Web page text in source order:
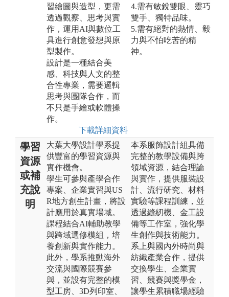
習繪圖與造型，更需
透過觀察、思考與實
作，運用AI與數位工
具進行創意發想與原
型製作。
設計是一種結合美
感、科技與人文的整
合性專業，需要邏輯
思考與團隊合作，而
不只是手繪或軟體操
作。
下載詳細資料
4.需有敏銳雙眼、靈巧
雙手、獨特品味。
5.需有絕對的熱情、毅
力與不怕吃苦的精
神。
學習
資源
或補
充說
明
大葉大學設計學系提
供豐富的學習資源與
實作機會。
學生可參與產學合作
專案、企業實習與US
R地方創生計畫，將設
計應用於真實場域。
課程結合AI輔助教學
與跨域選修模組，培
養創新與實作能力。
此外，學系推動海外
交流與國際競賽參
與，並設有完整的模
型工房、3D列印室、
本系服飾設計組具備
完整的教學設備與跨
領域資源，結合理論
與實作，提供服裝設
計、流行研究、材料
實驗等課程訓練，並
透過縫紉機、金工設
備等工作室，強化學
生創作與技術能力。
系上與國內外時尚與
紡織產業合作，提供
交換學生、企業實
習、競賽與獎學金，
讓學生累積職場經驗